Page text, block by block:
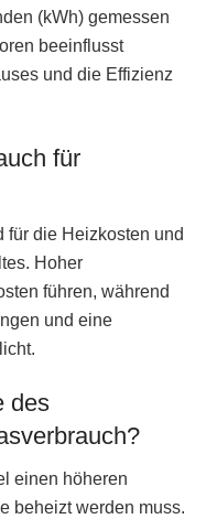
(kWh) gemessen
beeinflusst
und die Effizienz
für
für die Heizkosten und
Hoher
führen, während
und eine
des
einen höheren
beheizt werden muss.